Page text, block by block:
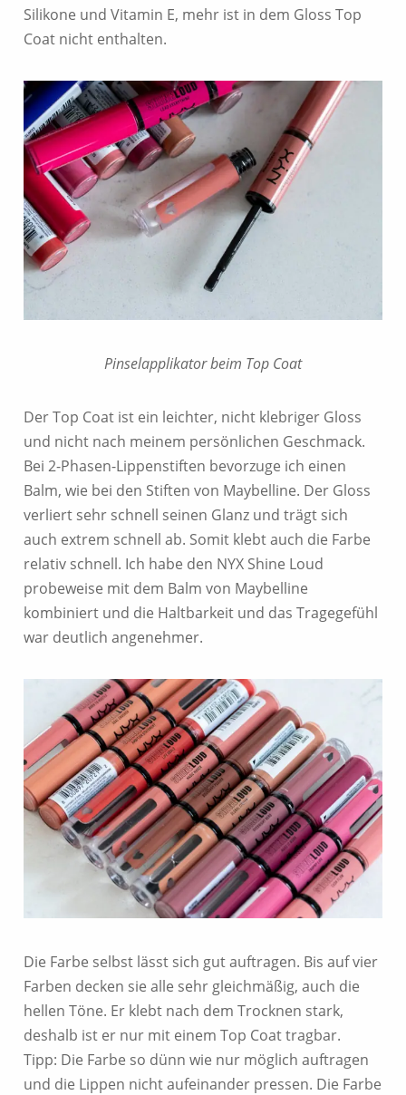
Silikone und Vitamin E, mehr ist in dem Gloss Top
Coat nicht enthalten.
Pinselapplikator beim Top Coat
Der Top Coat ist ein leichter, nicht klebriger Gloss
und nicht nach meinem persönlichen Geschmack.
Bei 2-Phasen-Lippenstiften bevorzuge ich einen
Balm, wie bei den Stiften von Maybelline. Der Gloss
verliert sehr schnell seinen Glanz und trägt sich
auch extrem schnell ab. Somit klebt auch die Farbe
relativ schnell. Ich habe den NYX Shine Loud
probeweise mit dem Balm von Maybelline
kombiniert und die Haltbarkeit und das Tragegefühl
war deutlich angenehmer.
Die Farbe selbst lässt sich gut auftragen. Bis auf vier
Farben decken sie alle sehr gleichmäßig, auch die
hellen Töne. Er klebt nach dem Trocknen stark,
deshalb ist er nur mit einem Top Coat tragbar.
Tipp: Die Farbe so dünn wie nur möglich auftragen
und die Lippen nicht aufeinander pressen. Die Farbe